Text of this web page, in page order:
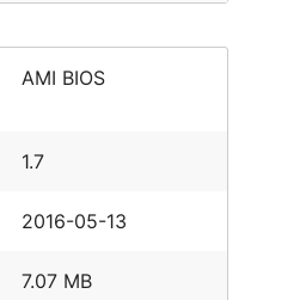
AMI BIOS
1.7
2016-05-13
7.07 MB